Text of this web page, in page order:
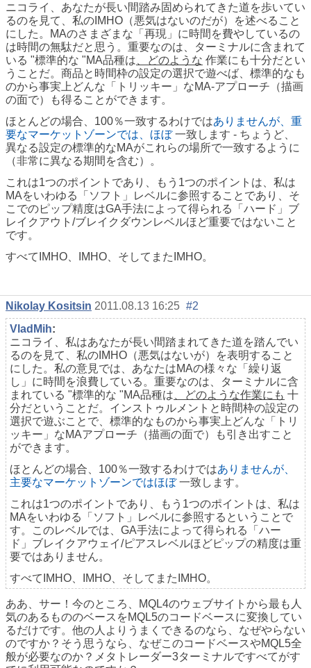
ニコライ、あなたが長い間踏み固められてきた道を歩いてい
るのを見て、私のIMHO（悪気はないのだが）を述べること
にした。MAのさまざまな「再現」に時間を費やしているの
は時間の無駄だと思う。重要なのは、ターミナルに含まれて
いる "標準的な "MA品種は 、どのような 作業にも十分だとい
うことだ。商品と時間枠の設定の選択で遊べば、標準的なも
のから事実上どんな「トリッキー」なМА-アプローチ（描画
の面で）も得ることができます。
ほとんどの場合、100％一致するわけではありませんが、重
要なマーケットゾーンでは、ほぼ一致します - ちょうど、
異なる設定の標準的なMAがこれらの場所で一致するように
（非常に異なる期間を含む）。
これは1つのポイントであり、もう1つのポイントは、私は
MAをいわゆる「ソフト」レベルに参照することであり、そ
こでのピップ精度はGA手法によって得られる「ハード」ブ
レイクアウト/ブレイクダウンレベルほど重要ではないこと
です。
すべてIMHO、IMHO、そしてまたIMHO。
Nikolay Kositsin 2011.08.13 16:25 #2
VladMih:
ニコライ、私はあなたが長い間踏まれてきた道を踏んでい
るのを見て、私のIMHO（悪気はないが）を表明すること
にした。私の意見では、あなたはMAの様々な「繰り返
し」に時間を浪費している。重要なのは、ターミナルに含
まれている "標準的な "MA品種は 、どのような作業にも 十
分だということだ。インストゥルメントと時間枠の設定の
選択で遊ぶことで、標準的なものから事実上どんな「トリ
ッキー」なМАアプローチ（描画の面で）も引き出すこと
ができます。
ほとんどの場合、100％一致するわけではありませんが、
主要なマーケットゾーンではほぼ一致します。
これは1つのポイントであり、もう1つのポイントは、私は
MAをいわゆる「ソフト」レベルに参照するということで
す。このレベルでは、GA手法によって得られる「ハー
ド」ブレイクアウェイ/ピアスレベルほどピップの精度は重
要ではありません。
すべてIMHO、IMHO、そしてまたIMHO。
ああ、サー！今のところ、MQL4のウェブサイトから最も人
気のあるもののベースをMQL5のコードベースに変換してい
るだけです。他の人よりうまくできるのなら、なぜやらない
のですか？そう思うなら、なぜこのコードベースやMQL5全
般が必要なのか？メタトレーダー3ターミナルですべてがす